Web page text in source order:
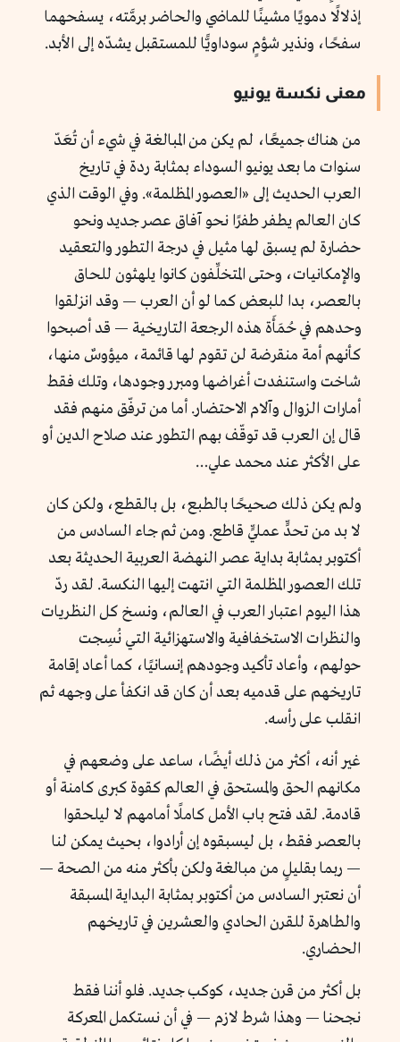
إذلالًا دمويًا مشينًا للماضي والحاضر برمَّته، يسفحهما
سفحًا، ونذير شؤمٍ سوداويًّا للمستقبل يشدّه إلى الأبد.
معنى نكسة يونيو
من هناك جميعًا، لم يكن من المبالغة في شيء أن تُعَدّ
سنوات ما بعد يونيو السوداء بمثابة ردة في تاريخ
العرب الحديث إلى «العصور المظلمة». وفي الوقت الذي
كان العالم يطفر طفرًا نحو آفاق عصر جديد ونحو
حضارة لم يسبق لها مثيل في درجة التطور والتعقيد
والإمكانيات، وحتى المتخلِّفون كانوا يلهثون للحاق
بالعصر، بدا للبعض كما لو أن العرب — وقد انزلقوا
وحدهم في حُمَأَة هذه الرجعة التاريخية — قد أصبحوا
كأنهم أمة منقرضة لن تقوم لها قائمة، ميؤوسٌ منها،
شاخت واستنفدت أغراضها ومبرر وجودها، وتلك فقط
أمارات الزوال وآلام الاحتضار. أما من ترفّق منهم فقد
قال إن العرب قد توقّف بهم التطور عند صلاح الدين أو
على الأكثر عند محمد علي…
ولم يكن ذلك صحيحًا بالطبع، بل بالقطع، ولكن كان
لا بد من تحدٍّ عمليٍّ قاطع. ومن ثم جاء السادس من
أكتوبر بمثابة بداية عصر النهضة العربية الحديثة بعد
تلك العصور المظلمة التي انتهت إليها النكسة. لقد ردّ
هذا اليوم اعتبار العرب في العالم، ونسخ كل النظريات
والنظرات الاستخفافية والاستهزائية التي نُسِجت
حولهم، وأعاد تأكيد وجودهم إنسانيًا، كما أعاد إقامة
تاريخهم على قدميه بعد أن كان قد انكفأ على وجهه ثم
انقلب على رأسه.
غير أنه، أكثر من ذلك أيضًا، ساعد على وضعهم في
مكانهم الحق والمستحق في العالم كقوة كبرى كامنة أو
قادمة. لقد فتح باب الأمل كاملًا أمامهم لا ليلحقوا
بالعصر فقط، بل ليسبقوه إن أرادوا، بحيث يمكن لنا
— ربما بقليلٍ من مبالغة ولكن بأكثر منه من الصحة —
أن نعتبر السادس من أكتوبر بمثابة البداية المسبقة
والطاهرة للقرن الحادي والعشرين في تاريخهم
الحضاري.
بل أكثر من قرن جديد، كوكب جديد. فلو أننا فقط
نجحنا — وهذا شرط لازم — في أن نستكمل المعركة